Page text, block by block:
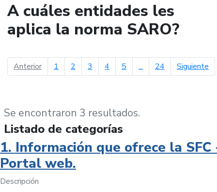
A cuáles entidades les
aplica la norma SARO?
Anteriorpágina anterior
1 2 3 4 5 ... 24 Siguiente
Se encontraron 3 resultados.
Listado de categorías
1. Información que ofrece la SFC
Portal web.
Descripción